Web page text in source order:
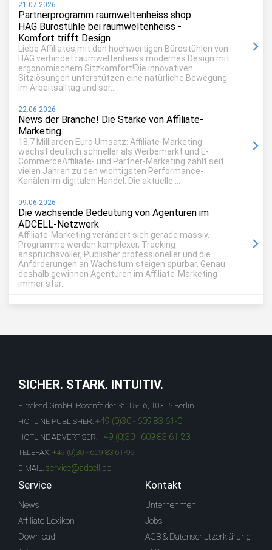
21.07.2026
Partnerprogramm raumweltenheiss shop:
HAG Bürostühle bei raumweltenheiss -
Komfort trifft Design
Liebe Affiliates,mit den hochwertigen Bürostühlen von
HAG verbindet raumweltenheiss modernes Design mit
ergonomischem Sitzkomfort!Die innovativen
Sitzlösungen unterstützen eine natürliche Bewegung
im Arbeitsalltag und sor...
22.06.2026
News der Branche! Die Stärke von Affiliate-
Marketing.
18,7 Milliarden Euro Umsatz: Affiliate-Marketing
wächst deutlich schneller als Werbemarkt und E-
CommerceAffiliate- und Partner-Marketing zählt seit
vielen Jahren zu den wichtigsten Performance-
Kanälen im digitalen Handel. Die aktuelle ...
09.06.2026
Die wachsende Bedeutung von Agenturen im
ADCELL-Netzwerk
Affiliate-Marketing verändert sich gerade massiv.
Programme werden komplexer, Tracking
anspruchsvoller, Publisher professioneller und die
Anforderungen an Wachstum steigen spürbar. Genau
deshalb gewinnen Agenturen im Affiliate-Marketing
immer stär...
SICHER. STARK. INTUITIV.
Firstlead GmbH, Rosenfelder St. 15-16, 10315 Berlin
HOTLINE PUBLISHER: +49 (0)30 - 609 83 61-0
HOTLINE ADVERTISER: +49 (0)30 - 609 83 61-23
TELEFAX: +49 (0)30 - 609 83 61-99
E-MAIL: service@adcell.de
Service
News
Affiliate-Lexikon
Download
Kontakt
Unternehmen
Jobs
AGB & Datenschutzerklärung